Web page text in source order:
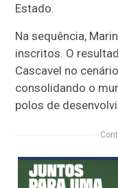
Estado.
Na sequência,
inscritos. O
Cascavel no
consolidando o
polos de